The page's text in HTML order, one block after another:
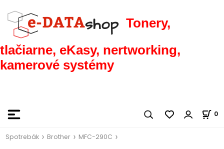
Tonery,
tlačiarne, eKasy, nertworking,
kamerové systémy
0
Spotrebák Brother MFC-290C